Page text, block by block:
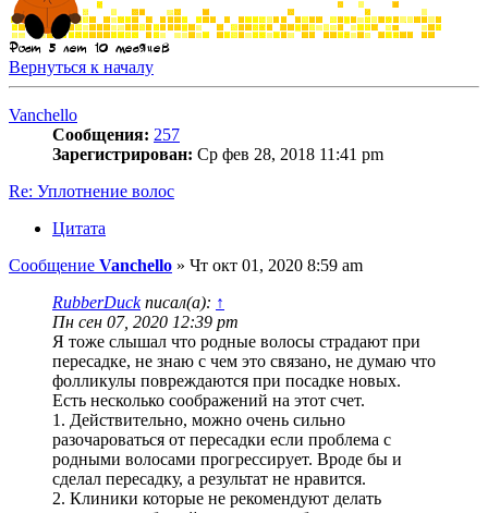
Вернуться к началу
Vanchello
Сообщения: 257
Зарегистрирован: Ср фев 28, 2018 11:41 pm
Re: Уплотнение волос
Цитата
Сообщение Vanchello » Чт окт 01, 2020 8:59 am
RubberDuckписал(а): ↑
Пн сен 07, 2020 12:39 pm
Я тоже слышал что родные волосы страдают при
пересадке, не знаю с чем это связано, не думаю что
фолликулы повреждаются при посадке новых.
Есть несколько соображений на этот счет.
1. Действительно, можно очень сильно
разочароваться от пересадки если проблема с
родными волосами прогрессирует. Вроде бы и
сделал пересадку, а результат не нравится.
2. Клиники которые не рекомендуют делать